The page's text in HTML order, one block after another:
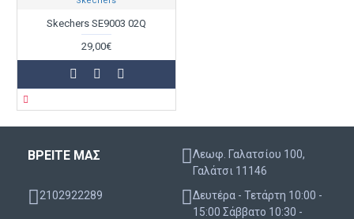
Skechers SE9003 02Q
29,00€
ΒΡΕΙΤΕ ΜΑΣ
Λεωφ. Γαλατσίου 100,
Γαλάτσι 11146
2102922289
Δευτέρα - Τετάρτη 10:00 -
15:00 Σάββατο 10:30 -